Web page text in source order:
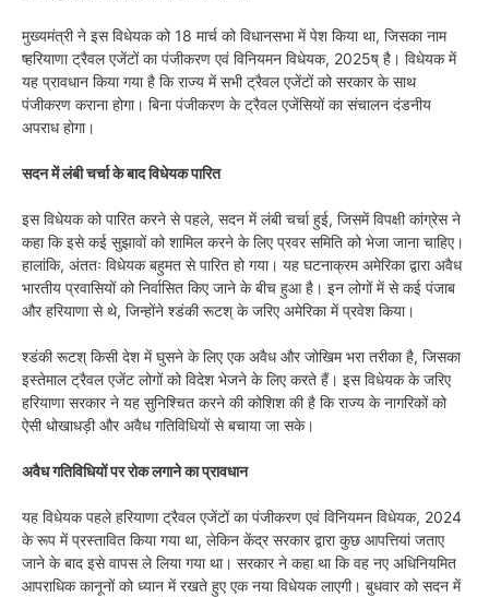
मुख्यमंत्री ने इस विधेयक को 18 मार्च को विधानसभा में पेश किया था, जिसका नाम
ष्हरियाणा ट्रैवल एजेंटों का पंजीकरण एवं विनियमन विधेयक, 2025ष् है। विधेयक में
यह प्रावधान किया गया है कि राज्य में सभी ट्रैवल एजेंटों को सरकार के साथ
पंजीकरण कराना होगा। बिना पंजीकरण के ट्रैवल एजेंसियों का संचालन दंडनीय
अपराध होगा।
सदन में लंबी चर्चा के बाद विधेयक पारित
इस विधेयक को पारित करने से पहले, सदन में लंबी चर्चा हुई, जिसमें विपक्षी कांग्रेस ने
कहा कि इसे कई सुझावों को शामिल करने के लिए प्रवर समिति को भेजा जाना चाहिए।
हालांकि, अंततः विधेयक बहुमत से पारित हो गया। यह घटनाक्रम अमेरिका द्वारा अवैध
भारतीय प्रवासियों को निर्वासित किए जाने के बीच हुआ है। इन लोगों में से कई पंजाब
और हरियाणा से थे, जिन्होंने श्डंकी रूटश् के जरिए अमेरिका में प्रवेश किया।
श्डंकी रूटश् किसी देश में घुसने के लिए एक अवैध और जोखिम भरा तरीका है, जिसका
इस्तेमाल ट्रैवल एजेंट लोगों को विदेश भेजने के लिए करते हैं। इस विधेयक के जरिए
हरियाणा सरकार ने यह सुनिश्चित करने की कोशिश की है कि राज्य के नागरिकों को
ऐसी धोखाधड़ी और अवैध गतिविधियों से बचाया जा सके।
अवैध गतिविधियों पर रोक लगाने का प्रावधान
यह विधेयक पहले हरियाणा ट्रैवल एजेंटों का पंजीकरण एवं विनियमन विधेयक, 2024
के रूप में प्रस्तावित किया गया था, लेकिन केंद्र सरकार द्वारा कुछ आपत्तियां जताए
जाने के बाद इसे वापस ले लिया गया था। सरकार ने कहा था कि वह नए अधिनियमित
आपराधिक कानूनों को ध्यान में रखते हुए एक नया विधेयक लाएगी। बुधवार को सदन में